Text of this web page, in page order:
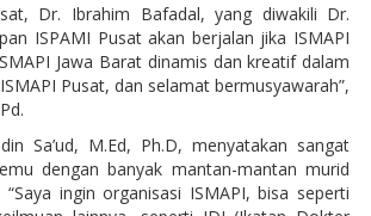
Dr. Ibrahim Bafadal, yang diwakili Dr.
ISPAMI Pusat akan berjalan jika ISMAPI
Jawa Barat dinamis dan kreatif dalam
Pusat, dan selamat bermusyawarah”,
Sa’ud, M.Ed, Ph.D, menyatakan sangat
dengan banyak mantan-mantan murid
ingin organisasi ISMAPI, bisa seperti